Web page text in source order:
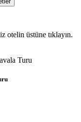
otelin üstüne tıklayın.